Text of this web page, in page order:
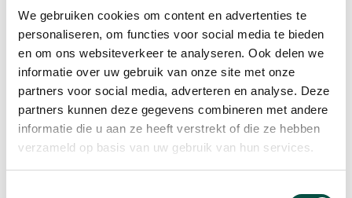
We gebruiken cookies om content en advertenties te
personaliseren, om functies voor social media te bieden
en om ons websiteverkeer te analyseren. Ook delen we
informatie over uw gebruik van onze site met onze
partners voor social media, adverteren en analyse. Deze
partners kunnen deze gegevens combineren met andere
informatie die u aan ze heeft verstrekt of die ze hebben
verzameld op basis van uw gebruik van hun services.
systeem niet is: “Je moet niet verwachten dat met
een druk op de knop alles zichtbaar is. Om dat te
bereiken moet je eerst aan bepaalde
voorwaarden voldoen. Een ERP-systeem is
vandaag de dag onmisbaar om efficiënter te
werken en grip te houden op processen. ERP is dan
ook geen doel op zich maar een middel.”
Dennis Dielis gaf vervolgens aan hoe een ERP-